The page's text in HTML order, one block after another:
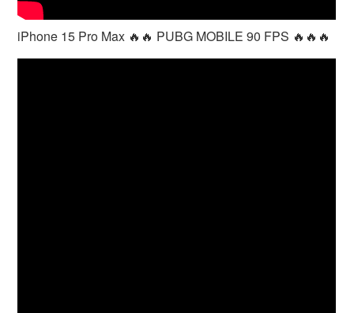
iPhone 15 Pro Max 🔥🔥 PUBG MOBILE 90 FPS 🔥🔥🔥